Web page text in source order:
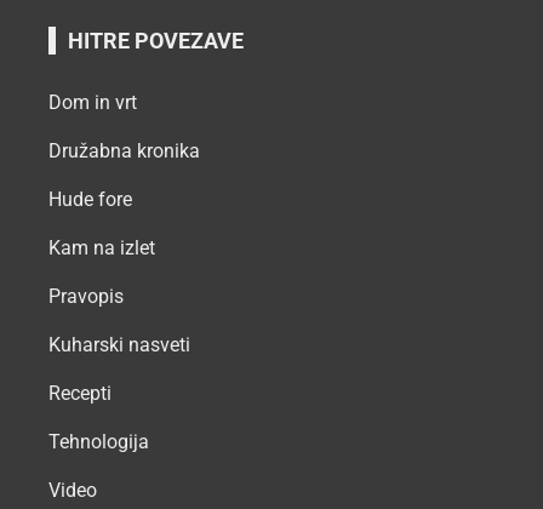
HITRE POVEZAVE
Dom in vrt
Družabna kronika
Hude fore
Kam na izlet
Pravopis
Kuharski nasveti
Recepti
Tehnologija
Video